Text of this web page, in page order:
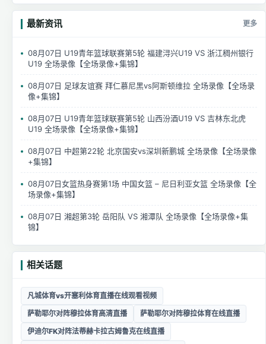
最新资讯 更多
08月07日 U19青年篮球联赛第5轮 福建浔兴U19 VS 浙江稠州银行
U19 全场录像【全场录像+集锦】
08月07日 足球友谊赛 拜仁慕尼黑vs阿斯顿维拉 全场录像【全场录
像+集锦】
08月07日 U19青年篮球联赛第5轮 山西汾酒U19 VS 吉林东北虎
U19 全场录像【全场录像+集锦】
08月07日 中超第22轮 北京国安vs深圳新鹏城 全场录像【全场录像
+集锦】
08月07日女篮热身赛第1场 中国女篮 – 尼日利亚女篮 全场录像【全
场录像+集锦】
08月07日 湘超第3轮 岳阳队 VS 湘潭队 全场录像【全场录像+集
锦】
相关话题
凡城体育vs开塞利体育直播在线观看视频
萨勒耶尔对阵穆拉体育高清直播
萨勒耶尔对阵穆拉体育在线直播
伊迪尔FK对阵法蒂赫卡拉古姆鲁克在线直播